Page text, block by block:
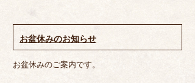
ー
お盆休みのお知らせ
お盆休みのご案内です。